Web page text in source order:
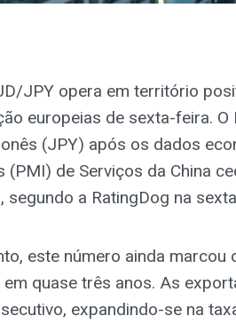
JPY opera em território
europeias de sexta-feira.
(JPY) após os dados
(PMI) de Serviços da China
segundo a RatingDog na
este número ainda
quase três anos. As
expandindo-se na